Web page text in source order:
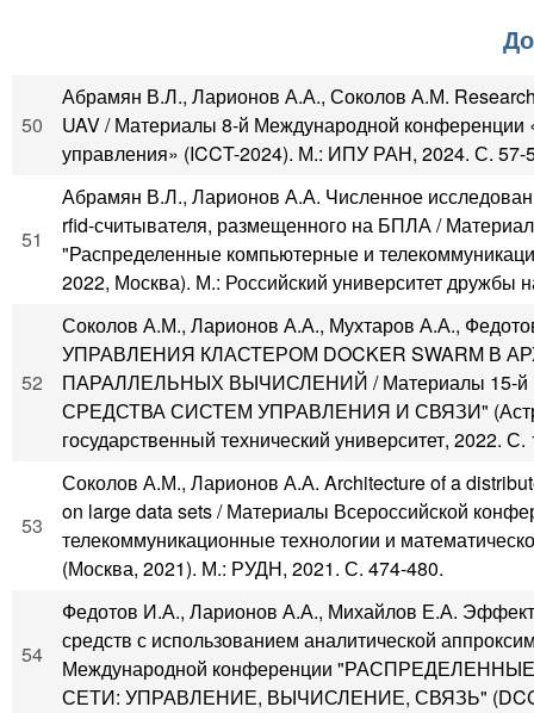
50
Абрамян В.Л., Ларионов А.А., Соколов А.М.
UAV / Материалы 8-й Международной конференции
управления» (ICCT-2024). М.: ИПУ РАН, 2024. С. 57-
51
Абрамян В.Л., Ларионов А.А. Численное
rfid-считывателя, размещенного на БПЛА /
"Распределенные компьютерные и
2022, Москва). М.: Российский университет
52
Соколов А.М., Ларионов А.А., Мухтаров А.А.,
УПРАВЛЕНИЯ КЛАСТЕРОМ DOCKER SWARM
ПАРАЛЛЕЛЬНЫХ ВЫЧИСЛЕНИЙ / Материалы 15-й
СРЕДСТВА СИСТЕМ УПРАВЛЕНИЯ И СВЯЗИ"
государственный технический университет, 2022.
53
Соколов А.М., Ларионов А.А. Architecture of a
on large data sets / Материалы Всероссийской
телекоммуникационные технологии и
(Москва, 2021). М.: РУДН, 2021. С. 474-480.
54
Федотов И.А., Ларионов А.А., Михайлов Е.А.
средств с использованием аналитической
Международной конференции
СЕТИ: УПРАВЛЕНИЕ, ВЫЧИСЛЕНИЕ, СВЯЗЬ"